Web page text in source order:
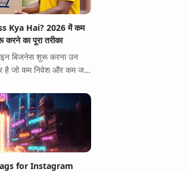
Kya Hai? 2026 में कम
का पूरा तरीका
बिजनेस शुरू करना उन
है जो कम निवेश और कम ज…
for Instagram